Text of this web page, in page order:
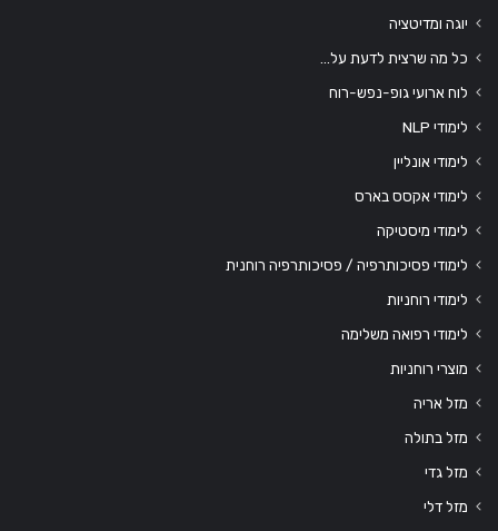
יוגה ומדיטציה
כל מה שרצית לדעת על…
לוח ארועי גופ-נפש-רוח
לימודי NLP
לימודי אונליין
לימודי אקסס בארס
לימודי מיסטיקה
לימודי פסיכותרפיה / פסיכותרפיה רוחנית
לימודי רוחניות
לימודי רפואה משלימה
מוצרי רוחניות
מזל אריה
מזל בתולה
מזל גדי
מזל דלי